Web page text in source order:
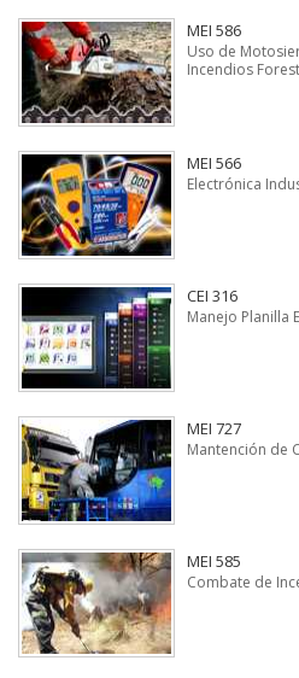
MEI 586
Uso de
Incendios
MEI 566
Electrónica
CEI 316
Manejo Planilla
MEI 727
Mantención de
MEI 585
Combate de